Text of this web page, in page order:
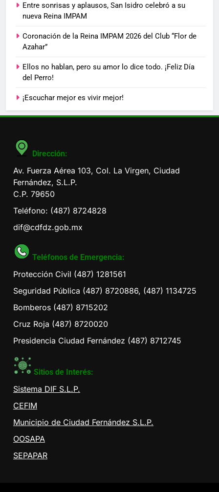
Entre sonrisas y aplausos, San Isidro celebró a su
nueva Reina IMPAM
Coronación de la Reina IMPAM 2026 del Club “Flor de
Azahar”
Ellos no hablan, pero su amor lo dice todo. ¡Feliz Día
del Perro!
¡Escuchar mejor es vivir mejor!
Dirección:
Av. Fuerza Aérea 103, Col. La Virgen, Ciudad
Fernández, S.L.P.
C.P. 79650
Teléfono: (487) 8724828
dif@cdfdz.gob.mx
Teléfonos de Emergencia:
Protección Civil (487) 1281561
Seguridad Pública (487) 8720886, (487) 1134725
Bomberos (487) 8715202
Cruz Roja (487) 8720020
Presidencia Ciudad Fernández (487) 8712745
Sitios de Interés:
Sistema DIF S.L.P.
CEFIM
Municipio de Ciudad Fernández S.L.P.
OOSAPA
SEPAPAR